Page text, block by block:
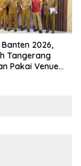
2026,
Tangerang
Pakai Venue